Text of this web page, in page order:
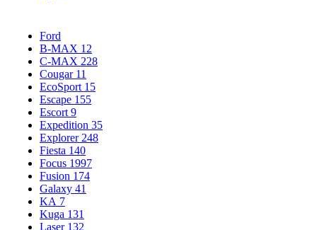
Ford
B-MAX 12
C-MAX 228
Cougar 11
EcoSport 15
Escape 155
Escort 9
Expedition 35
Explorer 248
Fiesta 140
Focus 1997
Fusion 174
Galaxy 41
KA 7
Kuga 131
Laser 132